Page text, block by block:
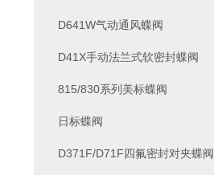
D641W气动通风蝶阀
D41X手动法兰式软密封蝶阀
815/830系列美标蝶阀
日标蝶阀
D371F/D71F四氟密封对夹蝶阀